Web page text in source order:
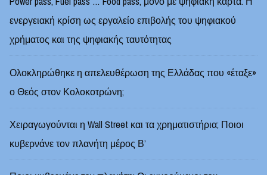
ενεργειακή κρίση ως εργαλείο επιβολής του ψηφιακού
χρήματος και της ψηφιακής ταυτότητας
Ολοκληρώθηκε η απελευθέρωση της Ελλάδας που «έταξε»
ο Θεός στον Κολοκοτρώνη;
Χειραγωγούνται η Wall Street και τα χρηματιστήρια; Ποιοι
κυβερνάνε τον πλανήτη μέρος Β’